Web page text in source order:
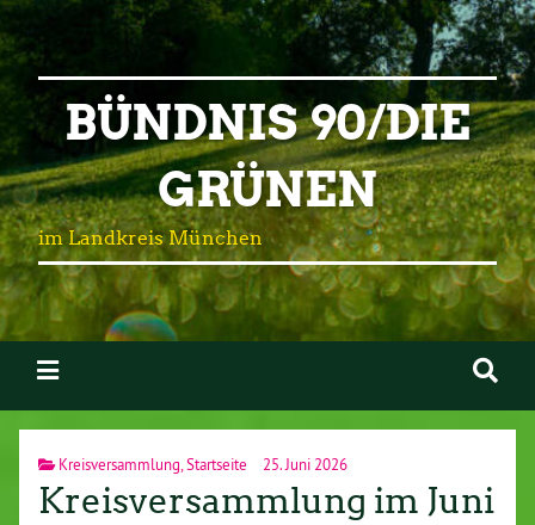
BÜNDNIS 90/DIE
GRÜNEN
im Landkreis München
Kreisversammlung,Startseite 25. Juni 2026
Kreisversammlung im Juni